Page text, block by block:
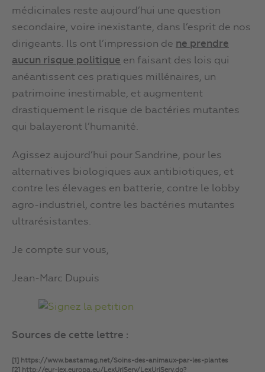
médicinales reste aujourd’hui une question
secondaire, voire inexistante, dans l’esprit de nos
dirigeants. Ils ont l’impression de ne prendre
aucun risque politique en faisant des lois qui
anéantissent ces pratiques millénaires, un
patrimoine inestimable, et augmentent
drastiquement le risque de bactéries mutantes
qui balayeront l’humanité.
Agissez aujourd’hui pour Sandrine, pour les
alternatives biologiques aux antibiotiques, et
contre les élevages en batterie, contre le lobby
agro-industriel, contre les bactéries mutantes
ultrarésistantes.
Je compte sur vous,
Jean-Marc Dupuis
Sources de cette lettre :
[1] https://www.bastamag.net/Soins-des-animaux-par-les-plantes
[2] http://eur-lex.europa.eu/LexUriServ/LexUriServ.do?